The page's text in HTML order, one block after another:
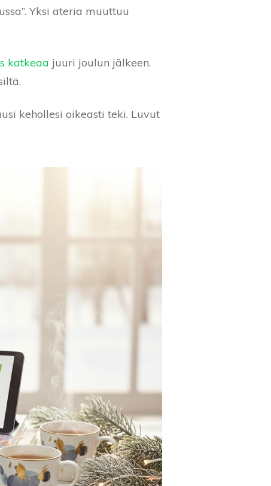
Yksi ateria muuttuu
katkeaa juuri joulun jälkeen.
kehollesi oikeasti teki. Luvut